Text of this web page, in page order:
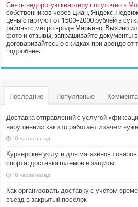
Снять недорогую квартиру посуточно в
собственников через Циан,
цены стартуют от 1500–2000 рублей в
районы с метро вроде Марьино, Выхино
фото и отзывы, запрашивайте документы
договаривайтесь о скидках при аренде от
подробнее.
Последние Популярные
Доставка отправлений с услугой
нарушении»: как это работает и зачем
10 часов назад
Курьерские услуги для магазинов
спорта: доставка шлемов и защиты
10 часов назад
Как организовать доставку с учётом
въезд в закрытый посёлок